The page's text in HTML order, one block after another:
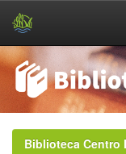
navigationBiblioteca Centro